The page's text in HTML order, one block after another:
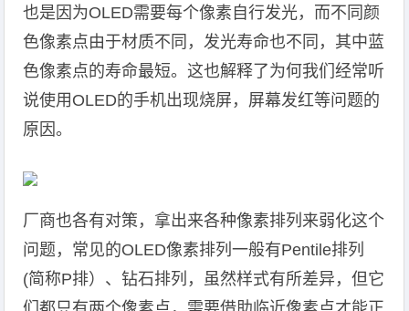
也是因为OLED需要每个像素自行发光，而不同颜
色像素点由于材质不同，发光寿命也不同，其中蓝
色像素点的寿命最短。这也解释了为何我们经常听
说使用OLED的手机出现烧屏，屏幕发红等问题的
原因。
厂商也各有对策，拿出来各种像素排列来弱化这个
问题，常见的OLED像素排列一般有Pentile排列
(简称P排）、钻石排列，虽然样式有所差异，但它